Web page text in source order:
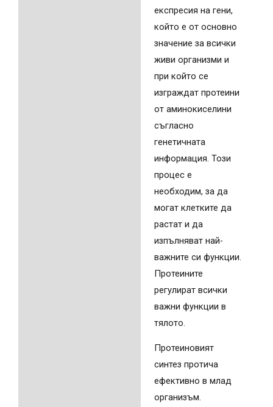
експресия на гени,
който е от основно
значение за всички
живи организми и
при който се
изграждат протеини
от аминокиселини
съгласно
генетичната
информация. Този
процес е
необходим, за да
могат клетките да
растат и да
изпълняват най-
важните си функции.
Протеините
регулират всички
важни функции в
тялото.
Протеиновият
синтез протича
ефективно в млад
организъм.